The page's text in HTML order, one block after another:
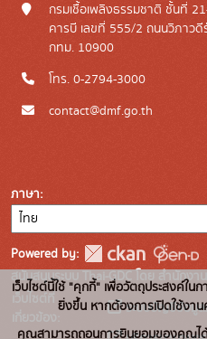
กรมเชื้อเพลิงธรรมชาติ ชั้นที่
คารบี เลขที่ 555/2 ถนนวิภาว
กทม. 10900
โทร. 0-2794-3000
contact@dmf.go.th
ภาษา
Powered by:
สนับสนุนระบบ Thai-GDC โดย สำนักงา
ระบบบัญชีข้อมู
เว็บไซต์นี้ใช้ "คุกกี้" เพื่อวัตถุประสงค์ใ
ยิ่งขึ้น หากต้องการเปิดใช้งา
คุณสามารถถอนการยินยอมของคุณไ